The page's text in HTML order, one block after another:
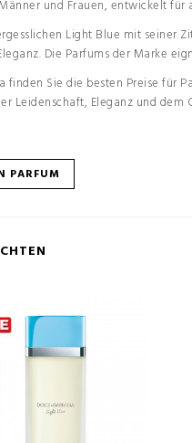
und Frauen, entwickelt
Light Blue mit seiner
Die Parfums der Marke
finden Sie die besten Preise für
Leidenschaft, Eleganz und
PARFUM